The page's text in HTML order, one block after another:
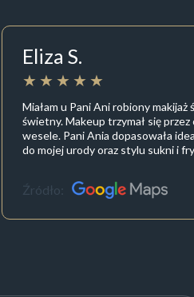
Eliza S.
Miałam u Pani Ani robiony makijaż
świetny. Makeup trzymał się przez
wesele. Pani Ania dopasowała
do mojej urody oraz stylu sukni i
Źródło: